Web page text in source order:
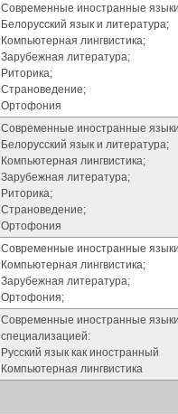
Современные иностранные
Белорусский язык и литература;
Компьютерная лингвистика;
Зарубежная литература;
Риторика;
Страноведение;
Ортофония
Современные иностранные
Белорусский язык и литература;
Компьютерная лингвистика;
Зарубежная литература;
Риторика;
Страноведение;
Ортофония
Современные иностранные языки
Компьютерная лингвистика;
Зарубежная литература;
Ортофония;
Современные иностранные языки
специализацией:
Русский язык как иностранный
Компьютерная лингвистика